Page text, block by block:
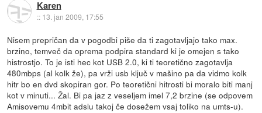
Karen
:: 13. jan 2009, 17:55
Nisem prepričan da v pogodbi piše da ti zagotavljajo tako max.
brzino, temveč da oprema podpira standard ki je omejen s tako
histrostjo. To je isti hec kot USB 2.0, ki ti teoretično zagotavlja
480mbps (al kolk že), pa vrži usb ključ v mašino pa da vidmo kolk
hitr bo en dvd skopiran gor. Po teoretični hitrosti bi moralo biti manj
kot v minuti... Žal. Bi pa jaz z veseljem imel 7,2 brzine (se odpovem
Amisovemu 4mbit adslu takoj če dosežem vsaj toliko na umts-u).